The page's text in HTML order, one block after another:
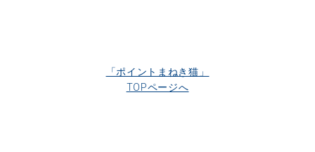
「ポイントまねき猫」
TOPページへ